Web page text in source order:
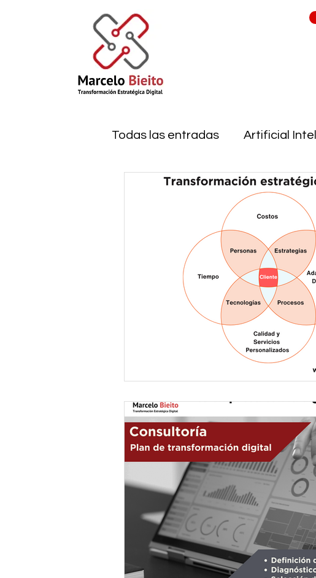
Todas las entradas Artificial
egovernment Innovación
Open Government Robots
Technology for agriculture
Digital transformation